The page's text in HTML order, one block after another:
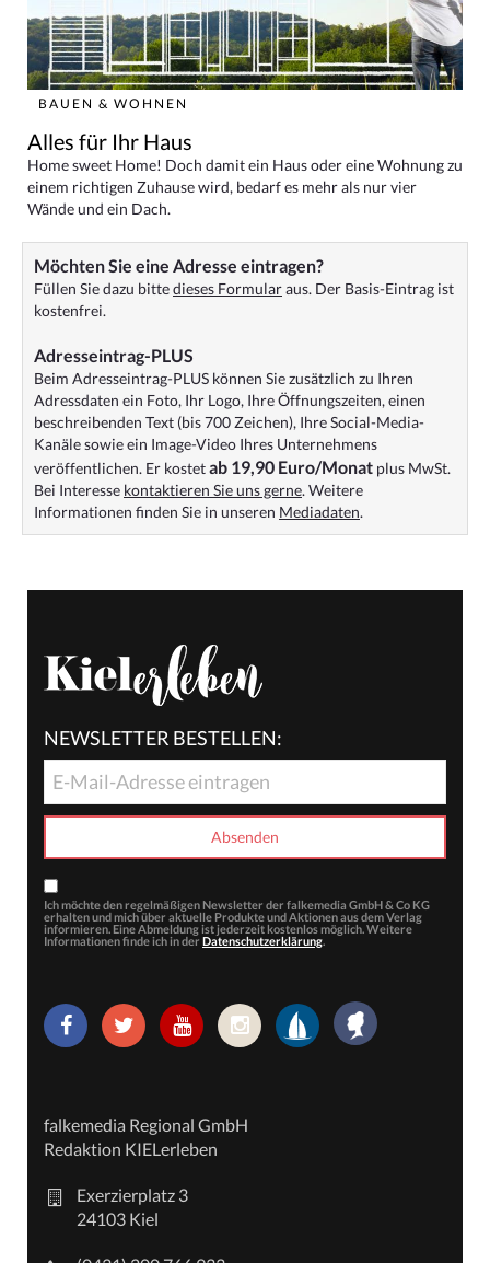
BAUEN & WOHNEN
Alles für Ihr Haus
Home sweet Home! Doch damit ein Haus oder eine Wohnung zu
einem richtigen Zuhause wird, bedarf es mehr als nur vier
Wände und ein Dach.
Möchten Sie eine Adresse eintragen?
Füllen Sie dazu bittedieses Formularaus. Der Basis-Eintrag ist
kostenfrei.
Adresseintrag-PLUS
Beim Adresseintrag-PLUS können Sie zusätzlich zu Ihren
Adressdaten ein Foto, Ihr Logo, Ihre Öffnungszeiten, einen
beschreibenden Text (bis 700 Zeichen), Ihre Social-Media-
Kanäle sowie ein Image-Video Ihres Unternehmens
veröffentlichen. Er kostetab 19,90 Euro/Monat plus MwSt.
Bei Interesse kontaktieren Sie uns gerne. Weitere
Informationen finden Sie in unseren Mediadaten.
NEWSLETTER BESTELLEN:
Ich möchte den regelmäßigen Newsletter der falkemedia GmbH & Co KG
erhalten und mich über aktuelle Produkte und Aktionen aus dem Verlag
informieren. Eine Abmeldung ist jederzeit kostenlos möglich. Weitere
Informationen finde ich in der Datenschutzerklärung.
falkemedia Regional GmbH
Redaktion KIELerleben
Exerzierplatz 3
24103 Kiel